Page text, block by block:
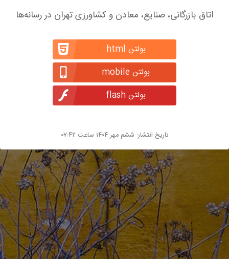
اتاق بازرگانی، صنایع، معادن و کشاورزی تهران در رسانه‌ها
بولتن html
بولتن mobile
بولتن flash
تاریخ انتشار: ششم مهر ۱۴۰۴ ساعت ۰۷:۴۲